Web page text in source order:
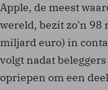
Apple, de meest
wereld, bezit zo'n
miljard euro) in
volgt nadat
opriepen om een